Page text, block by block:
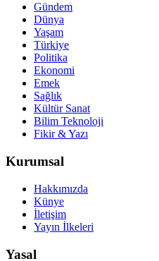
Gündem
Dünya
Yaşam
Türkiye
Politika
Ekonomi
Emek
Sağlık
Kültür Sanat
Bilim Teknoloji
Fikir & Yazı
Kurumsal
Hakkımızda
Künye
İletişim
Yayın İlkeleri
Yasal